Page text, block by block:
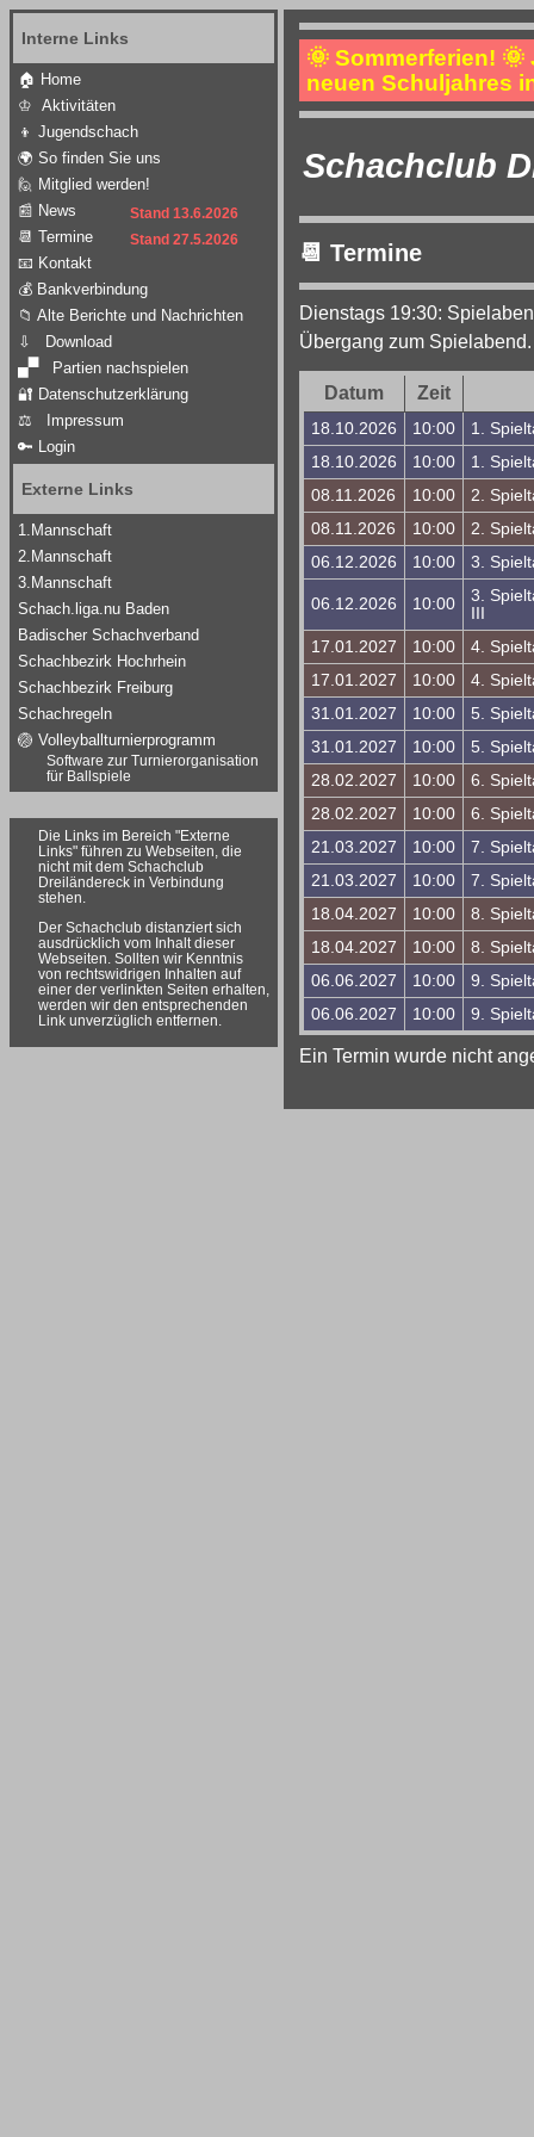
🌞 Sommerferien!
neuen Schuljahres
Schachclub
📆 Termine
Dienstags 19:30:
Übergang zum
Datum Zeit
18.10.2026 10:00
1.
18.10.2026
10:00
1.
08.11.2026
10:00
2.
08.11.2026
10:00
2.
06.12.2026
10:00 3.
06.12.2026 10:00
3.
17.01.2027
10:00
4.
17.01.2027
10:00
4.
31.01.2027
10:00
5.
31.01.2027
10:00
5.
28.02.2027
10:00
6.
28.02.2027
10:00
6.
21.03.2027
10:00
7.
21.03.2027
10:00
7.
18.04.2027
10:00
8.
18.04.2027
10:00
8.
06.06.2027
10:00
9.
06.06.2027
10:00 9.
Ein Termin wurde nicht
Interne Links
🏠 Home
♔ Aktivitäten
👦 Jugendschach
🌍 So finden Sie uns
🙋 Mitglied werden!
📰 News
Stand 13.6.2026
📆 Termine Stand 27.5.2026
📧 Kontakt
💰 Bankverbindung
📁 Alte Berichte und Nachrichten
⇩ Download
🙾 Partien nachspielen
🔐 Datenschutzerklärung
⚖ Impressum
🔑 Login
Externe Links
1.Mannschaft
2.Mannschaft
3.Mannschaft
Schach.liga.nu Baden
Badischer Schachverband
Schachbezirk Hochrhein
Schachbezirk Freiburg
Schachregeln
🏐 Volleyballturnierprogramm
Software zur Turnierorganisation
für Ballspiele
Die Links im Bereich "Externe
Links" führen zu Webseiten, die
nicht mit dem Schachclub
Dreiländereck in Verbindung
stehen.
Der Schachclub distanziert sich
ausdrücklich vom Inhalt dieser
Webseiten. Sollten wir Kenntnis
von rechtswidrigen Inhalten auf
einer der verlinkten Seiten erhalten,
werden wir den entsprechenden
Link unverzüglich entfernen.